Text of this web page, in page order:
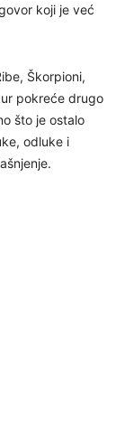
koji je već
Škorpioni,
pokreće drugo
što je ostalo
odluke i